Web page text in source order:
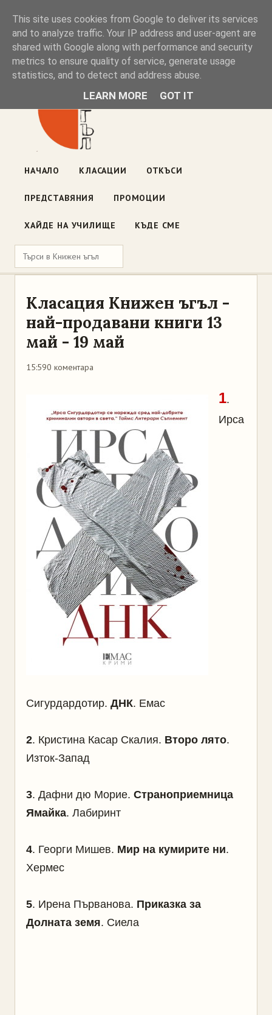
Книжен ъгъл
Блог на книжарницата — класации, откъси, нови книги
ул. „Оборище" 117, София· пон–пет 10:00–19:00 ·
НАЧАЛО КЛАСАЦИИ ОТКЪСИ
ПРЕДСТАВЯНИЯ ПРОМОЦИИ
ХАЙДЕ НА УЧИЛИЩЕ КЪДЕ СМЕ
Класация Книжен ъгъл -
най-продавани книги 13
май - 19 май
15:590 коментара
1.
Ирса
Сигурдардотир. ДНК. Емас
2. Кристина Касар Скалия. Второ лято.
Изток-Запад
3. Дафни дю Морие. Страноприемница
Ямайка. Лабиринт
4. Георги Мишев. Мир на кумирите ни.
Хермес
5. Ирена Първанова. Приказка за
Долната земя. Сиела
This site uses cookies from Google to deliver its services
and to analyze traffic. Your IP address and user-agent are
shared with Google along with performance and security
metrics to ensure quality of service, generate usage
statistics, and to detect and address abuse.
LEARN MORE GOT IT